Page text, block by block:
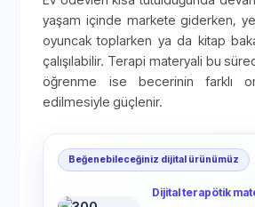
yaşam içinde markete giderken,
oyuncak toplarken ya da kitap
çalışılabilir. Terapi materyali bu
öğrenme ise becerinin farklı
edilmesiyle güçlenir.
Beğenebileceğiniz dijital ürünümüz
Dijital terapötik